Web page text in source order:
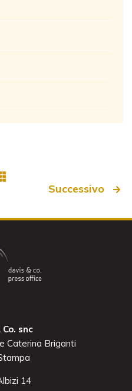
Successivo
snc
Caterina Briganti
14